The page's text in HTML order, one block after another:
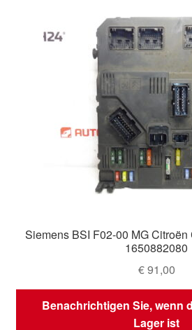
Siemens BSI F02-00 MG
1650882080
€91,00
Benachrichtigen Sie, wenn
Lager ist